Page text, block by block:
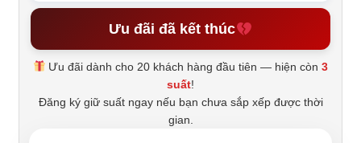
Ưu đãi đã kết thúc
Ưu đãi dành cho 20 khách hàng đầu tiên — hiện còn3
suất!
Đăng ký giữ suất ngay nếu bạn chưa sắp xếp được thời
gian.